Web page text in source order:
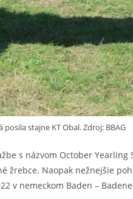
stajne KT Obal. Zdroj: BBAG
s názvom October Yearling
žrebce. Naopak nežnejšie
v nemeckom Baden –